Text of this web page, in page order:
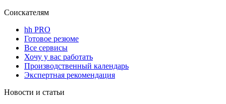
Соискателям
hh PRO
Готовое резюме
Все сервисы
Хочу у вас работать
Производственный календарь
Экспертная рекомендация
Новости и статьи